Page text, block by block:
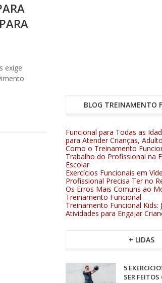
exige
BLOG TREINAMENTO
Funcional para Todas as
para Atender Crianças,
Como o Treinamento
Trabalho do Profissional na
Escolar
Exercícios Funcionais em
Profissional Precisa Ter no
Os Erros Mais Comuns ao
Treinamento Funcional
Treinamento Funcional Kids:
Atividades para Engajar
+ LIDAS
5
SER